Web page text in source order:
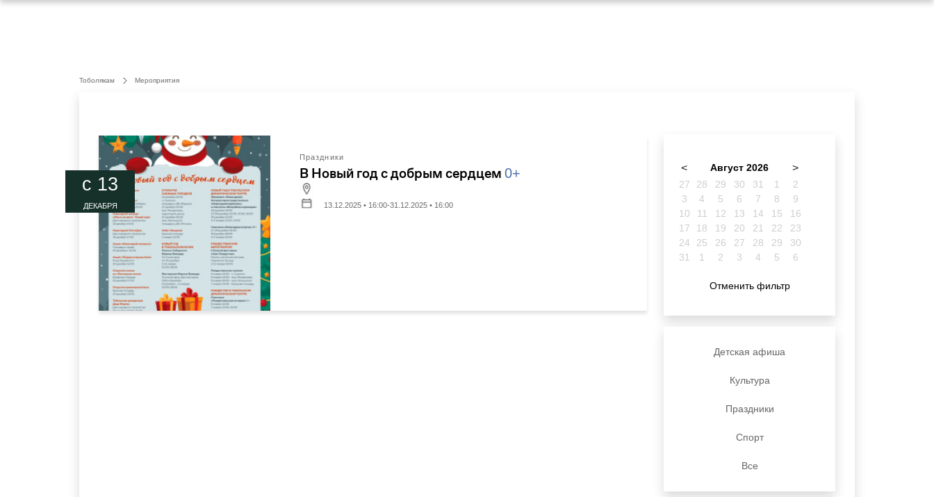
Тоболякам Мероприятия
c 13
ДЕКАБРЯ
Праздники
В Новый год с добрым сердцем 0+
13.12.2025 • 16:00-31.12.2025 • 16:00
< Август 2026 >
27 28 29 30 31 1
2
3
4 5 6 7 8
9
10
11 12 13 14 15
16
17
18 19 20 21 22
23
24
25 26 27 28 29
30
31
1 2 3 4 5 6
Отменить фильтр
Детская афиша
Культура
Праздники
Спорт
Все